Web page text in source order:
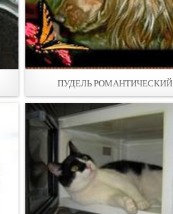
ПУДЕЛЬ РОМАНТИЧЕСКИЙ